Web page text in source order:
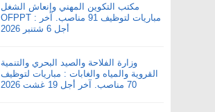
مكتب التكوين المهني وإنعاش الشغل
OFPPT : مباريات لتوظيف 91 مناصب. آخر
أجل 6 شتنبر 2026
وزارة الفلاحة والصيد البحري والتنمية
القروية والمياه والغابات : مباريات لتوظيف
70 مناصب. آخر أجل 19 غشت 2026